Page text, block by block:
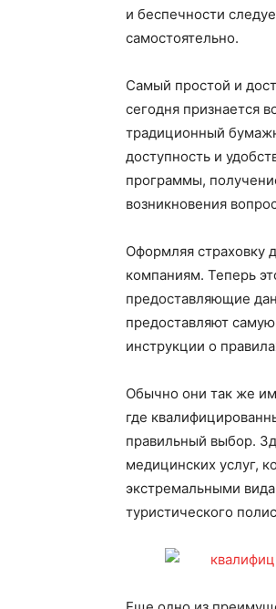
и беспечности
самостоятельно.
Самый простой и
сегодня признается
традиционный
доступность и
программы,
возникновения
Оформляя страховку
компаниям. Теперь
предоставляющие
предоставляют
инструкции о
Обычно они так же
где
правильный выбор.
медицинских услуг,
экстремальными
туристического